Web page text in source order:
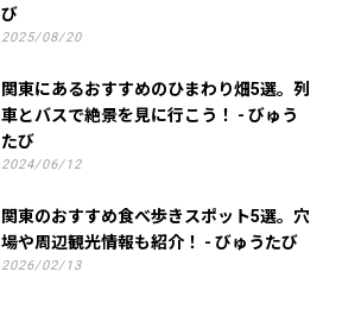
び
2025/08/20
関東にあるおすすめのひまわり畑5選。列
車とバスで絶景を見に行こう！ - びゅう
たび
2024/06/12
関東のおすすめ食べ歩きスポット5選。穴
場や周辺観光情報も紹介！ - びゅうたび
2026/02/13